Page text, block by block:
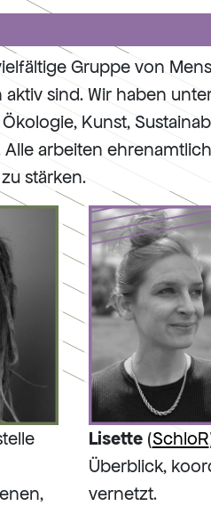
Gruppe von
sind. Wir haben
Kunst,
Alle arbeiten
stärken.
Lisette(SchloR
Überblick,
vernetzt.